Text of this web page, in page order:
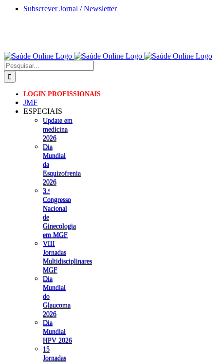
Skip
Subscrever Jornal / Newsletter
Pesquisar
LOGIN PROFISSIONAIS
JMF
ESPECIAIS
Update em
medicina
2026
Dia
Mundial
da
Esquizofrenia
2026
3.ᵒ
Congresso
Nacional
de
Ginecologia
em MGF
VIII
Jornadas
Multidisciplinares
MGF
Dia
Mundial
do
Glaucoma
2026
Dia
Mundial
HPV 2026
15
Jornadas